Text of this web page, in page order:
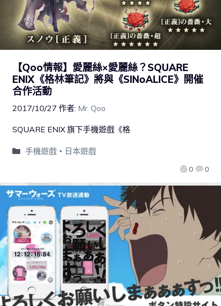
【Qoo情報】愛麗絲×愛麗絲？SQUARE
ENIX《格林筆記》將與《SINoALICE》開催
合作活動
2017/10/27 作者: Mr. Qoo
0 0
SQUARE ENIX 旗下手機遊戲《格
手機遊戲、 日本遊戲